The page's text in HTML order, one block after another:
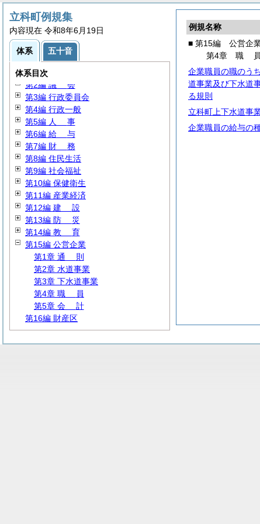
例規名称
■ 第15編 公営企
第4章 職
員
企業職員の職のう
道事業及び下水道
る規則
立科町上下水道事
企業職員の給与の
立科町例規集
内容現在 令和8年6月19日
体系 五十音
体系目次
第1編
第2編 議 会
第3編 行政委員会
第4編 行政一般
第5編 人 事
第6編 給 与
第7編 財 務
第8編 住民生活
第9編 社会福祉
第10編 保健衛生
第11編 産業経済
第12編 建 設
第13編 防 災
第14編 教 育
第15編 公営企業
第1章 通 則
第2章 水道事業
第3章 下水道事業
第4章 職
員
第5章 会 計
第16編 財産区